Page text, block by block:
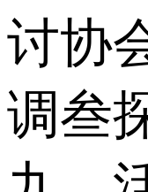
讨协
调叁